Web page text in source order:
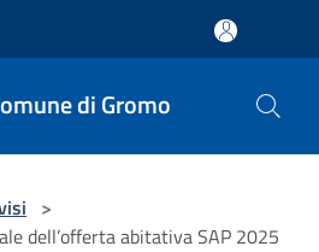
di Gromo
>
dell’offerta abitativa SAP 2025